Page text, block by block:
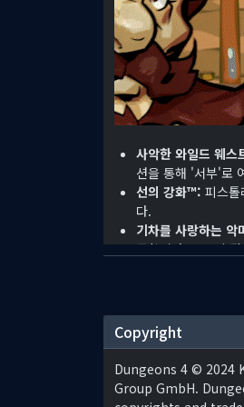
사악한 와일드 웨
션을 통해 '서부'로
선의 강화™: 피스
다.
기차를 사랑하는 악
주합니다. 그들의
악의
드워프 여왕이 돌아
분에게 대항합니다!
살인을 위한 복장:
운 패시브 기술까지
Copyright
Dungeons 4 © 2024
Group GmbH.